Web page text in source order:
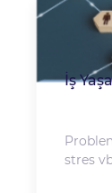
İş
stres